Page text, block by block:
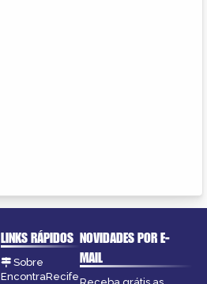
LINKS RÁPIDOS
Sobre
EncontraRecife
NOVIDADES POR E-
MAIL